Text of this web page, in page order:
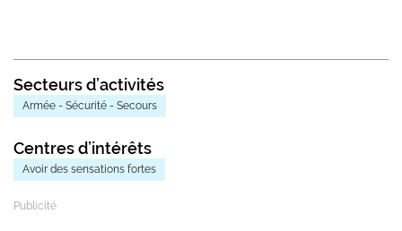
Secteurs d’activités
Armée - Sécurité - Secours
Centres d’intérêts
Avoir des sensations fortes